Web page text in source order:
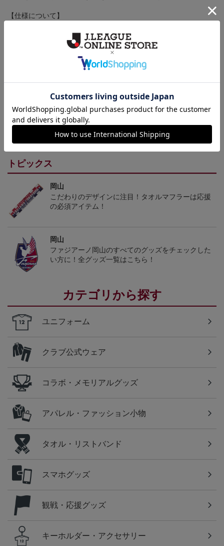
【仕様について】
告なく変更になることがございます。
ヘルプページ
トピックス
岡山
こだわりのデザインに注目！タオルマフラーは応援
の必須アイテム！
岡山
ファジアーノ岡山のすべてのグッズをチェックした
い方に！全グッズ一覧はこちら！
カテゴリから探す
ユニフォーム
クラブ公式ウェア
コラボ・メモリアルグッズ
アパレル・ファッション小物
タオル・リストバンド
スマホグッズ
観戦・応援グッズ
キーホルダー・アクセサリー